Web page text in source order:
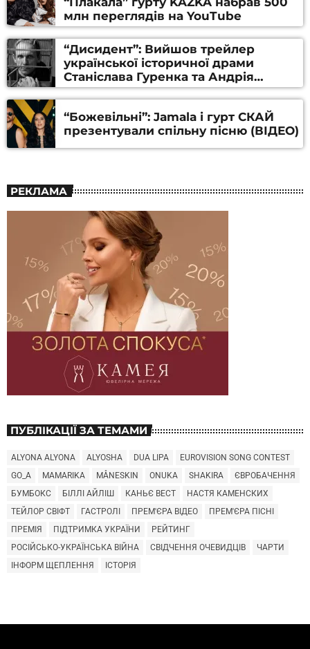
млн переглядів на YouTube
“Дисидент”: Вийшов трейлер
української історичної драми
Станіслава Гуренка та Андрія
Алфьорова (ВІДЕО)
“Божевільні”: Jamala і гурт СКАЙ
презентували спільну пісню (ВІДЕО)
РЕКЛАМА
ПУБЛІКАЦІЇ ЗА ТЕМАМИ
ALYONA ALYONA ALYOSHA DUA LIPA
EUROVISION SONG CONTEST
GO_A
MAMARIKA MÅNESKIN ONUKA SHAKIRA
ЄВРОБАЧЕННЯ
БУМБОКС
БІЛЛІ АЙЛІШ КАНЬЄ ВЕСТ
НАСТЯ КАМЕНСКИХ
ТЕЙЛОР СВІФТ
ГАСТРОЛІ ПРЕМ'ЄРА ВІДЕО
ПРЕМ'ЄРА ПІСНІ
ПРЕМІЯ
ПІДТРИМКА УКРАЇНИ
РЕЙТИНГ
РОСІЙСЬКО-УКРАЇНСЬКА ВІЙНА
СВІДЧЕННЯ ОЧЕВИДЦІВ
ЧАРТИ
ІНФОРМ ЩЕПЛЕННЯ
ІСТОРІЯ